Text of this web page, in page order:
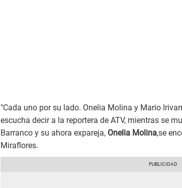
"Cada uno por su lado. Onelia Molina y Mario
escucha decir a la reportera de ATV, mientras se
Barranco y su ahora expareja, Onelia Molina,se
Miraflores.